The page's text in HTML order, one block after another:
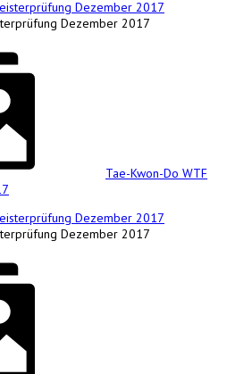
Dezember 2017
Tae-Kwon-Do WTF
Dezember 2017